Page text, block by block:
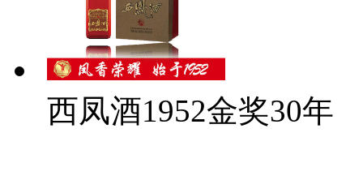
西凤酒1952金奖30年